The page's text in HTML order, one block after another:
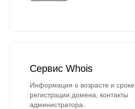
Сервис Whois
Информация о возрасте и сроке
регистрации домена, контакты
администратора.